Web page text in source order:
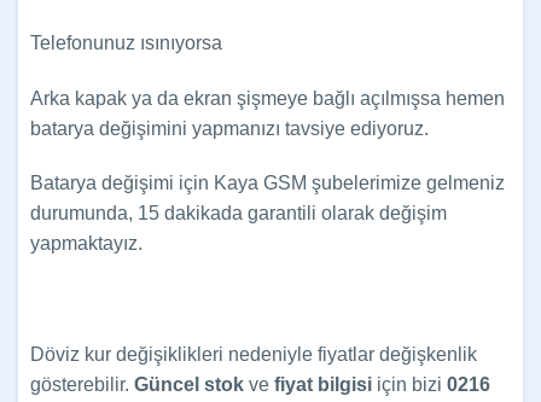
Telefonunuz ısınıyorsa
Arka kapak ya da ekran şişmeye bağlı açılmışsa hemen
batarya değişimini yapmanızı tavsiye ediyoruz.
Batarya değişimi için Kaya GSM şubelerimize gelmeniz
durumunda, 15 dakikada garantili olarak değişim
yapmaktayız.
Döviz kur değişiklikleri nedeniyle fiyatlar değişkenlik
gösterebilir. Güncel stok ve fiyat bilgisi için bizi 0216